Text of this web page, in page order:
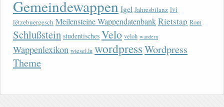
Gemeindewappen Igel Jahresbilanz lvi
lëtzebuergesch Meilensteine WappendatenbankRietstap Rom
Schlußstein studentisches Velo veloh wandern
Wappenlexikon wiesel.lu wordpressWordpress
Theme